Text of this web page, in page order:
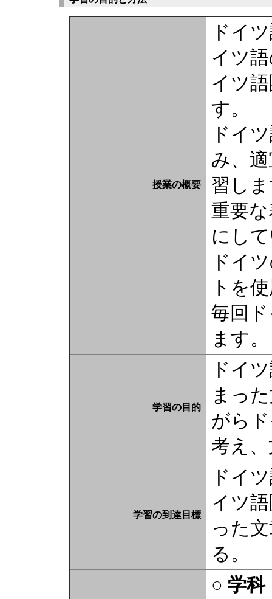
授業の概要
ドイ
イツ
イツ
す。
ドイ
み、
習し
重要
にし
ドイ
トを
毎回
ます。
学習の目的
ドイ
まっ
がら
考え
学習の到達目標
ドイ
イツ
った
る。
○ 学科